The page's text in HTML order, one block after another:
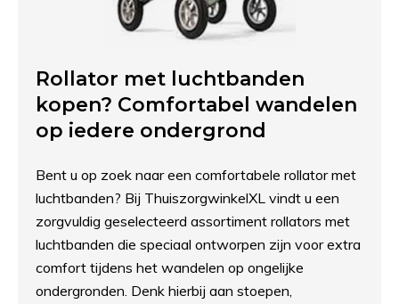
Rollator met luchtbanden
kopen? Comfortabel wandelen
op iedere ondergrond
Bent u op zoek naar een comfortabele rollator met
luchtbanden? Bij ThuiszorgwinkelXL vindt u een
zorgvuldig geselecteerd assortiment rollators met
luchtbanden die speciaal ontworpen zijn voor extra
comfort tijdens het wandelen op ongelijke
ondergronden. Denk hierbij aan stoepen,